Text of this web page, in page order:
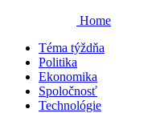
Home
Téma týždňa
Politika
Ekonomika
Spoločnosť
Technológie